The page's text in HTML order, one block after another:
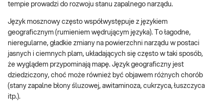
tempie prowadzi do rozwoju stanu zapalnego narządu.
Język mosznowy często współwystępuje z językiem
geograficznym (rumieniem wędrującym języka). To łagodne,
nieregularne, gładkie zmiany na powierzchni narządu w postaci
jasnych i ciemnych plam, układających się często w taki sposób,
że wyglądem przypominają mapę. Język geograficzny jest
dziedziczony, choć może również być objawem różnych chorób
(stany zapalne błony śluzowej, awitaminoza, cukrzyca, łuszczyca
itp.).